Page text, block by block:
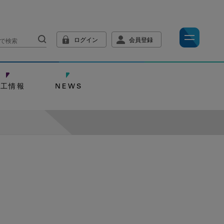
ログイン 会員登録
情報 NEWS